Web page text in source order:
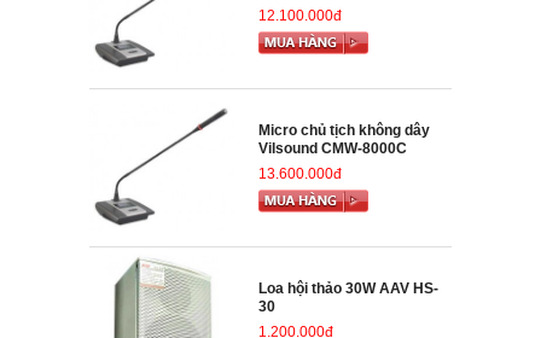
12.100.000đ
Micro chủ tịch không dây
Vilsound CMW-8000C
13.600.000đ
Loa hội thảo 30W AAV HS-
30
1.200.000đ